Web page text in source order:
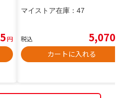
円
マイストア在庫： 47
税込 5,070
カートに入れる